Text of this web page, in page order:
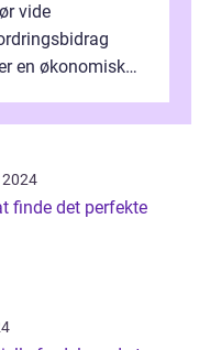
vide
en økonomisk
finde det perfekte